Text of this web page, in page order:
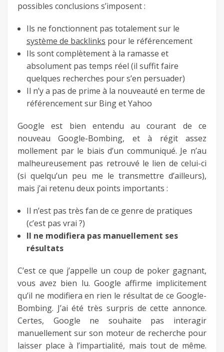
possibles conclusions s’imposent :
Ils ne fonctionnent pas totalement sur le
système de backlinks pour le référencement
Ils sont complètement à la ramasse et
absolument pas temps réel (il suffit faire
quelques recherches pour s’en persuader)
Il n’y a pas de prime à la nouveauté en terme de
référencement sur Bing et Yahoo
Google est bien entendu au courant de ce
nouveau Google-Bombing, et à régit assez
mollement par le biais d’un communiqué. Je n’au
malheureusement pas retrouvé le lien de celui-ci
(si quelqu’un peu me le transmettre d’ailleurs),
mais j’ai retenu deux points importants :
Il n’est pas très fan de ce genre de pratiques
(c’est pas vrai ?)
Il ne modifiera pas manuellement ses
résultats
C’est ce que j’appelle un coup de poker gagnant,
vous avez bien lu. Google affirme implicitement
qu’il ne modifiera en rien le résultat de ce Google-
Bombing. J’ai été très surpris de cette annonce.
Certes, Google ne souhaite pas interagir
manuellement sur son moteur de recherche pour
laisser place à l’impartialité, mais tout de même.